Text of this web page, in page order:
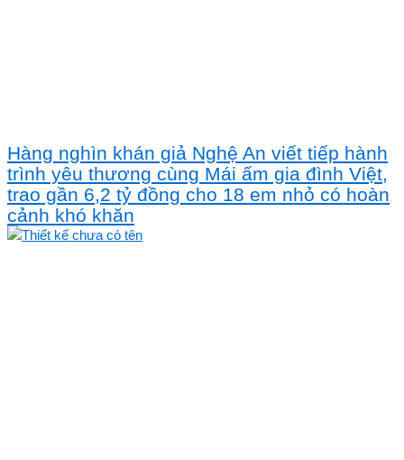
Hàng nghìn khán giả Nghệ An viết tiếp hành
trình yêu thương cùng Mái ấm gia đình Việt,
trao gần 6,2 tỷ đồng cho 18 em nhỏ có hoàn
cảnh khó khăn